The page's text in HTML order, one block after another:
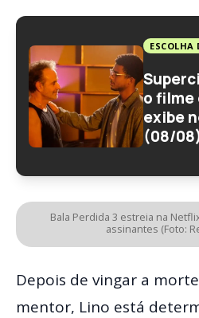
ESCOLHA
o filme
exibe
(08/08)
Bala Perdida 3 estreia na
assinantes (Foto:
Depois de vingar a
mentor, Lino está